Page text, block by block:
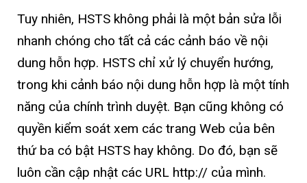
Tuy nhiên, HSTS không phải là một bản sửa lỗi
nhanh chóng cho tất cả các cảnh báo về nội
dung hỗn hợp. HSTS chỉ xử lý chuyển hướng,
trong khi cảnh báo nội dung hỗn hợp là một tính
năng của chính trình duyệt. Bạn cũng không có
quyền kiểm soát xem các trang Web của bên
thứ ba có bật HSTS hay không. Do đó, bạn sẽ
luôn cần cập nhật các URL http:// của mình.